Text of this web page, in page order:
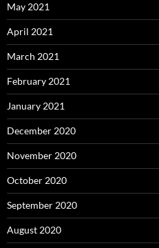
May 2021
April 2021
March 2021
February 2021
January 2021
December 2020
November 2020
October 2020
September 2020
August 2020